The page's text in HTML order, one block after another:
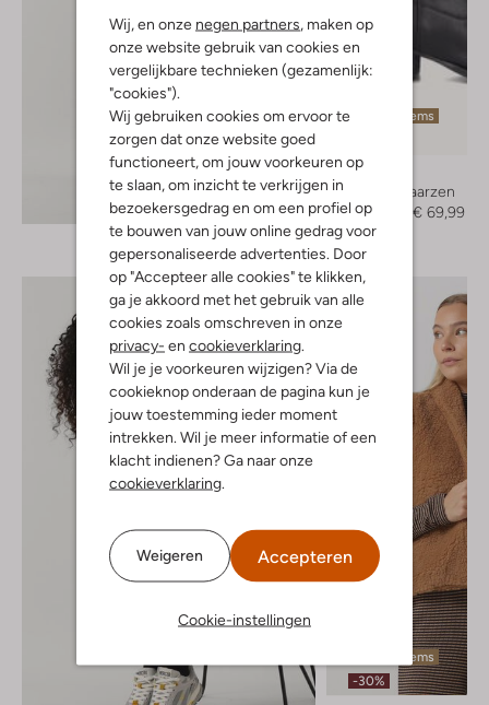
Wij, en onze negen partners , maken op
onze website gebruik van cookies en
vergelijkbare technieken (gezamenlijk:
"cookies").
Wij gebruiken cookies om ervoor te
zorgen dat onze website goed
functioneert, om jouw voorkeuren op
te slaan, om inzicht te verkrijgen in
bezoekersgedrag en om een profiel op
te bouwen van jouw online gedrag voor
gepersonaliseerde advertenties. Door
op "Accepteer alle cookies" te klikken,
ga je akkoord met het gebruik van alle
cookies zoals omschreven in onze
privacy- en cookieverklaring
Wil je je voorkeuren wijzigen? Via de
cookieknop onderaan de pagina kun je
jouw toestemming ieder moment
intrekken. Wil je meer informatie of een
klacht indienen? Ga naar onze
cookieverklaring
Weigeren Accepteren
Cookie-instellingen
Ontdek de look
Laatste items
Omoda
Cowboylaarzen
€ 139,95
€ 69,99
Laatste items
-30%